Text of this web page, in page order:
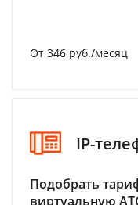
От 346 руб./месяц
IP-
Подобрать
виртуальную